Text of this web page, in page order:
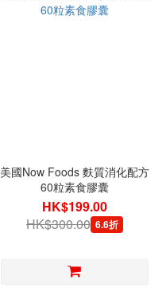
美國Now Foods 麩質消化配方
60粒素食膠囊
HK$199.00
HK$300.00 6.6折